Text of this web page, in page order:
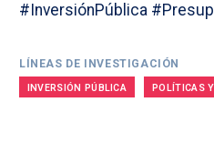
#InversiónPública
LÍNEAS DE INVESTIGACIÓN
INVERSIÓN PÚBLICA POLÍTICAS